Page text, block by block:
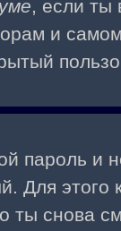
, если
и
пароль и
Для этого
ты снова